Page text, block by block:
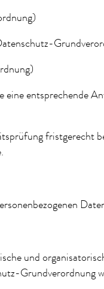
eine entsprechende
fristgerecht
und
Grundverordnung